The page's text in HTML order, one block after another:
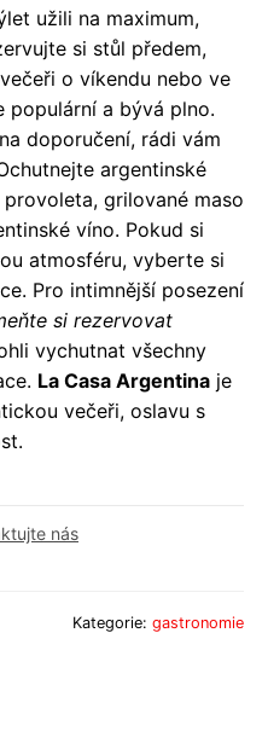
užili na maximum,
si stůl předem,
o víkendu nebo ve
populární a bývá plno.
doporučení, rádi vám
argentinské
grilované maso
víno. Pokud si
atmosféru, vyberte si
Pro intimnější posezení
si rezervovat
vychutnat všechny
La Casa Argentina je
večeři, oslavu s
nás
Kategorie: gastronomie